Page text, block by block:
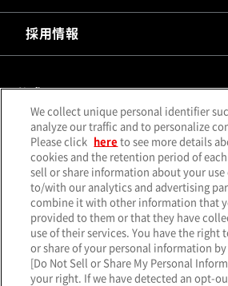
採用情報
公式SNS
X（旧Twitter） （別ウィンドウで開
Instagram （別ウィンドウで開く）
LINE（別ウィンドウで開く） メ
ソーシャルメディア一覧
サイトマップ個人情報保護方針クッキーポリ
We collect unique personal identifier
analyze our traffic and to personalize
Please click
here to see more details
cookies and the retention period of
sell or share information about your use
to/with our analytics and advertising
combine it with other information that
provided to them or that they have
use of their services. You have the right
or share of your personal information by
[Do Not Sell or Share My Personal
your right. If we have detected an opt-